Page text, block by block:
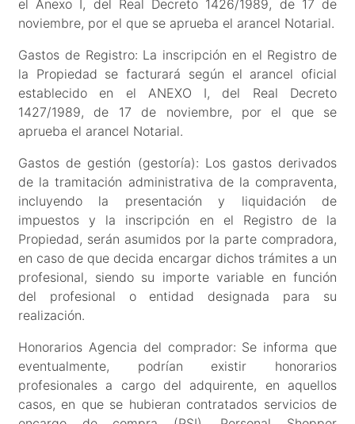
el Anexo I, del Real Decreto 1426/1989, de 17 de
noviembre, por el que se aprueba el arancel Notarial.
Gastos de Registro: La inscripción en el Registro de
la Propiedad se facturará según el arancel oficial
establecido en el ANEXO I, del Real Decreto
1427/1989, de 17 de noviembre, por el que se
aprueba el arancel Notarial.
Gastos de gestión (gestoría): Los gastos derivados
de la tramitación administrativa de la compraventa,
incluyendo la presentación y liquidación de
impuestos y la inscripción en el Registro de la
Propiedad, serán asumidos por la parte compradora,
en caso de que decida encargar dichos trámites a un
profesional, siendo su importe variable en función
del profesional o entidad designada para su
realización.
Honorarios Agencia del comprador: Se informa que
eventualmente, podrían existir honorarios
profesionales a cargo del adquirente, en aquellos
casos, en que se hubieran contratados servicios de